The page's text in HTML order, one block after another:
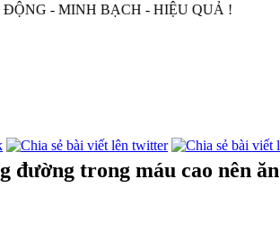
MINH BẠCH - HIỆU QUẢ !
đường trong máu cao nên ăn